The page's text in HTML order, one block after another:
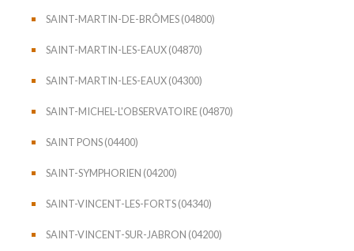
SAINT-MARTIN-DE-BRÔMES (04800)
SAINT-MARTIN-LES-EAUX (04870)
SAINT-MARTIN-LES-EAUX (04300)
SAINT-MICHEL-L'OBSERVATOIRE (04870)
SAINT PONS (04400)
SAINT-SYMPHORIEN (04200)
SAINT-VINCENT-LES-FORTS (04340)
SAINT-VINCENT-SUR-JABRON (04200)